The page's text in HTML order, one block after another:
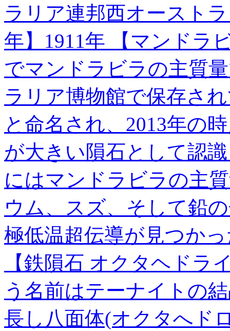
ラリア連邦西オースト
年】1911年 【マンドラ
でマンドラビラの主質
ラリア博物館で保存さ
と命名され、2013年の
が大きい隕石として認
にはマンドラビラの主
ウム、スズ、そして鉛
極低温超伝導が見つか
【鉄隕石 オクタヘドラ
う名前はテーナイトの
長し八面体(オクタへド